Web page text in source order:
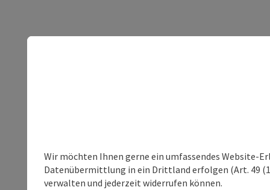
Wir möchten Ihnen gerne ein umfassendes Website-
Datenübermittlung in ein Drittland erfolgen (Art. 49
verwalten und jederzeit widerrufen können.